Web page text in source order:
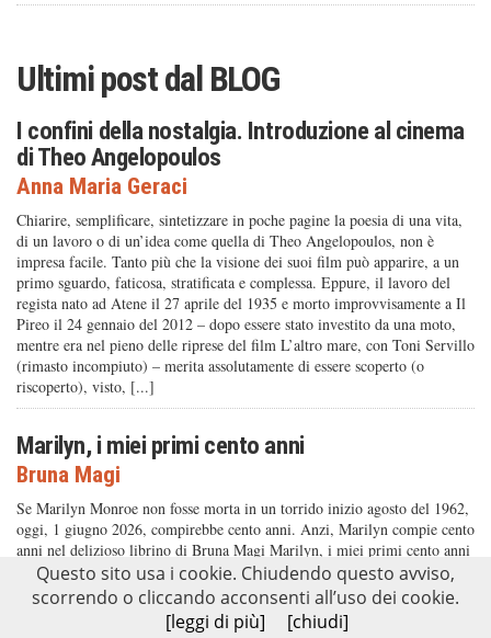
Ultimi post dalBLOG
I confini della nostalgia. Introduzione al cinema
di Theo Angelopoulos
Anna Maria Geraci
Chiarire, semplificare, sintetizzare in poche pagine la poesia di una vita,
di un lavoro o di un’idea come quella di Theo Angelopoulos, non è
impresa facile. Tanto più che la visione dei suoi film può apparire, a un
primo sguardo, faticosa, stratificata e complessa. Eppure, il lavoro del
regista nato ad Atene il 27 aprile del 1935 e morto improvvisamente a Il
Pireo il 24 gennaio del 2012 – dopo essere stato investito da una moto,
mentre era nel pieno delle riprese del film L’altro mare, con Toni Servillo
(rimasto incompiuto) – merita assolutamente di essere scoperto (o
riscoperto), visto, [...]
Marilyn, i miei primi cento anni
Bruna Magi
Se Marilyn Monroe non fosse morta in un torrido inizio agosto del 1962,
oggi, 1 giugno 2026, compirebbe cento anni. Anzi, Marilyn compie cento
anni nel delizioso librino di Bruna Magi Marilyn, i miei primi cento anni
(Bietti Fotogrammi, 80 pp., 6,99 euro) L'autrice ha scritto per numerose
riviste (Panorama, Anna, Grazia, Gioia) e ora collabora con Libero per
le pagine di cinema e spettacolo; già nel 2022 aveva realizzato una
"intervista impossibile" a Marilyn, testo scritto nel sessantesimo
Questo sito usa i cookie. Chiudendo questo avviso,
scorrendo o cliccando acconsenti all’uso dei cookie.
[leggi di più]
[chiudi]